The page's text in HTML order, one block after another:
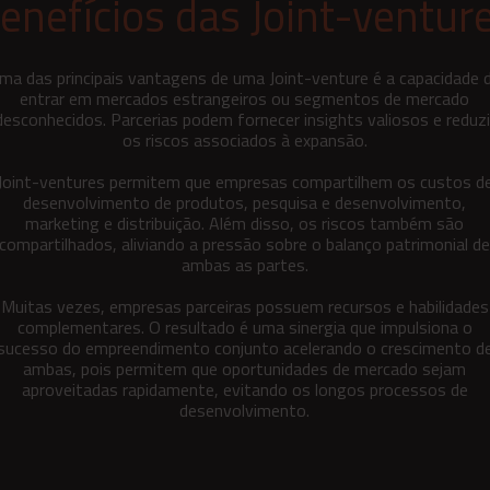
das Joint-
das principais vantagens de uma Joint-venture é a capacidade
entrar em mercados estrangeiros ou segmentos de mercado
Parcerias podem fornecer insights valiosos e
os riscos associados à expansão.
ventures permitem que empresas compartilhem os custos
desenvolvimento de produtos, pesquisa e desenvolvimento,
marketing e distribuição. Além disso, os riscos também são
compartilhados, aliviando a pressão sobre o balanço patrimonial de
ambas as partes.
Muitas vezes, empresas parceiras possuem recursos e habilidades
complementares. O resultado é uma sinergia que impulsiona o
do empreendimento conjunto acelerando o crescimento
ambas, pois permitem que oportunidades de mercado sejam
aproveitadas rapidamente, evitando os longos processos de
desenvolvimento.